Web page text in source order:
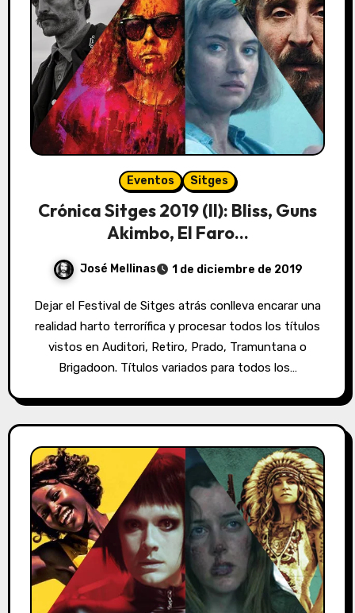
Eventos Sitges
Crónica Sitges 2019 (II): Bliss, Guns
Akimbo, El Faro…
José Mellinas 1 de diciembre de 2019
Dejar el Festival de Sitges atrás conlleva encarar una
realidad harto terrorífica y procesar todos los títulos
vistos en Auditori, Retiro, Prado, Tramuntana o
Brigadoon. Títulos variados para todos los…